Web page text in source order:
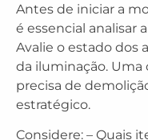
Antes de iniciar a
é essencial analisar
Avalie o estado dos
da iluminação.
precisa de
estratégico.
Considere: – Quais